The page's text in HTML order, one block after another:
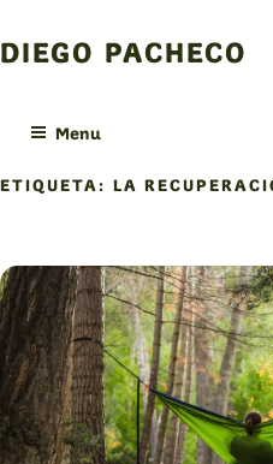
to
content
DIEGO PACHECO
Menu
ETIQUETA: LA